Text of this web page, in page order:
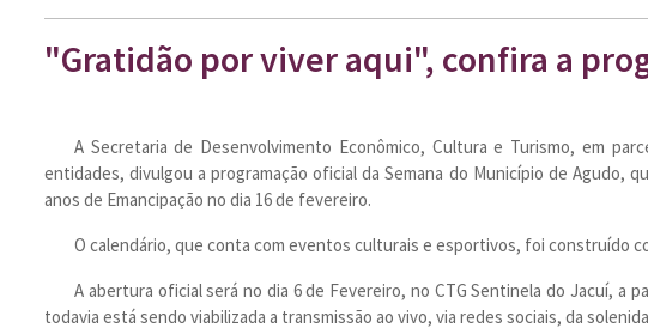
"Gratidão por viver aqui", confira a
A Secretaria de Desenvolvimento Econômico, Cultura e Turismo, em
entidades, divulgou a programação oficial da Semana do Município de Agudo,
anos de Emancipação no dia 16 de fevereiro.
O calendário, que conta com eventos culturais e esportivos, foi construído
A abertura oficial será no dia 6 de Fevereiro, no CTG Sentinela do Jacuí, a
todavia está sendo viabilizada a transmissão ao vivo, via redes sociais, da